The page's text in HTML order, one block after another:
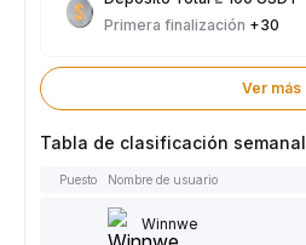
Primera finalización +30
Ver más
Tabla de clasificación semanal
Puesto Nombre de usuario
Winnwe